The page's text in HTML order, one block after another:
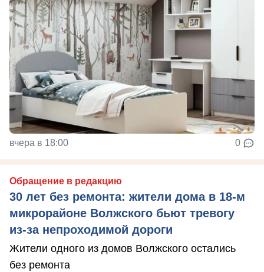
вчера в 18:00 0
Обращение в редакцию
30 лет без ремонта: жители дома в 18‑м
микрорайоне Волжского бьют тревогу
из‑за непроходимой дороги
Жители одного из домов Волжского остались
без ремонта